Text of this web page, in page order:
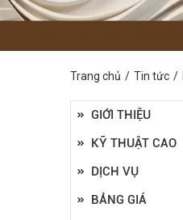
Trang chủ Tin tức
GIỚI THIỆU
KỸ THUẬT CAO
DỊCH VỤ
BẢNG GIÁ